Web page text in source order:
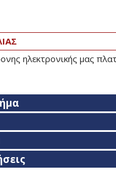
ηλεκτρονικής μας